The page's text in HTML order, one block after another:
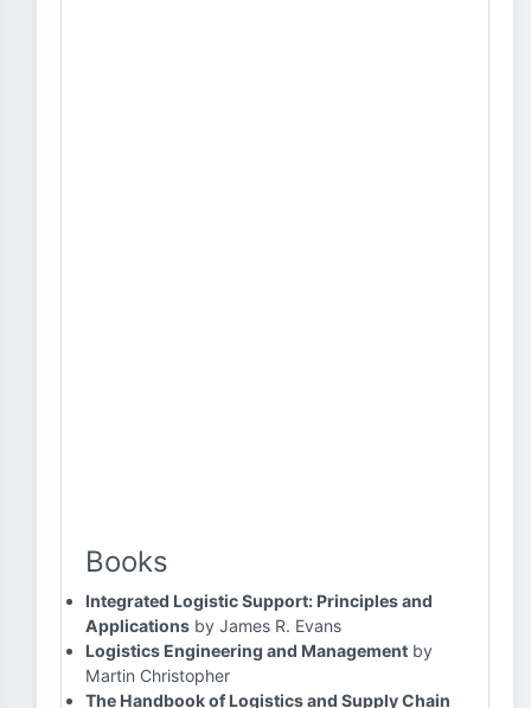
Books
Integrated Logistic Support: Principles and
Applications by James R. Evans
Logistics Engineering and Management by
Martin Christopher
The Handbook of Logistics and Supply Chain